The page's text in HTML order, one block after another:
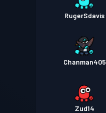
RugerSdavis
Chanman405
Zud14